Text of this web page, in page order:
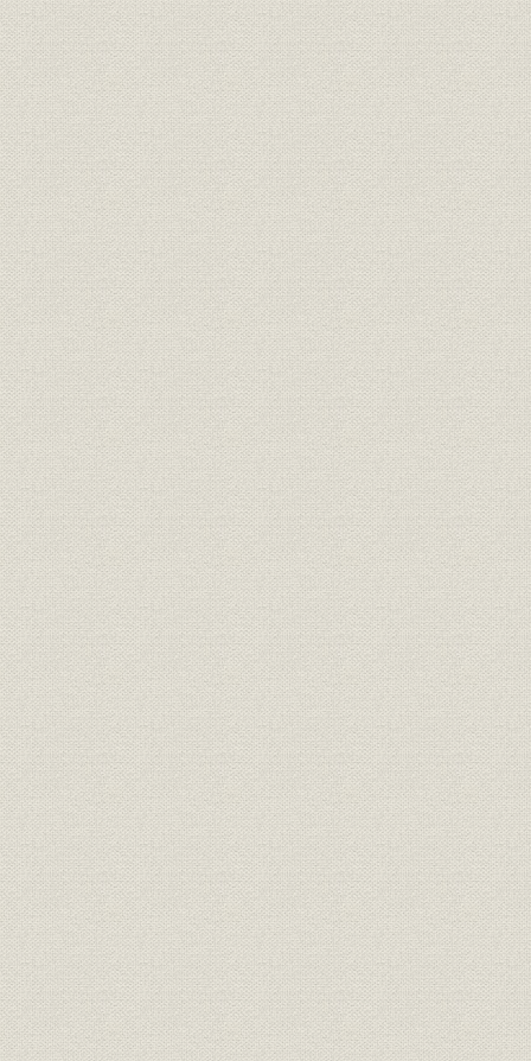
第14章 港南新社屋へ燃えた ハイライト(平成元年~2年)
21世紀に向けて―信頼されるニュー報知
[1] 新聞制作の両輪・報知印刷
[2] サムライぞろいの報知PRセンター
[3] 夢ふくらむニューメディア
[4] 世紀を超えた読者の支援
[5] 「みんなで愛の手を」―報知社会福祉事業団
[6] 府中の社有地にCPUセンター
[7] 開発の要・港南界隈
年表(報知新聞年表スポーツ・文化年表社会年表)
明治5年~明治45年
大正元年~大正15年
昭和元年~昭和20年(戦前)
昭和20年(戦後)~平成4年
資料
定款
報知新聞社機構図
従業員数の推移
発行所の所在地
社主・会長・社長・副社長・局長任期表(図)
社長賞